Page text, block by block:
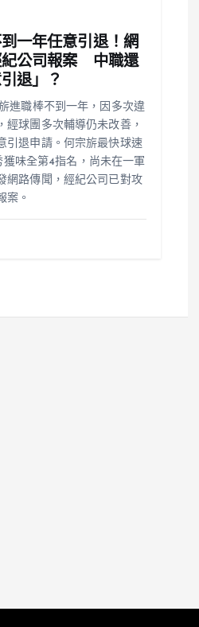
一年任意引退！網
紀公司報案 中職還
退」？
進職棒不到一年，因多次違
經球團多次輔導仍未改善，
引退申請。何宗旂最快球速
獲味全第4指名，尚未在一軍
網路傳聞，經紀公司已對攻
案。